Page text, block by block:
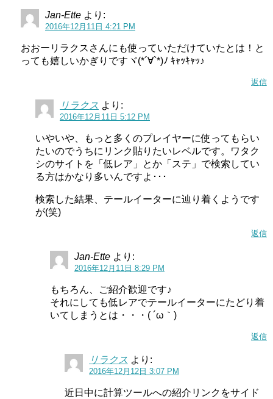
Jan-Ette より:
2016年12月11日 4:21 PM
おおーリラクスさんにも使っていただけていたとは！と
っても嬉しいかぎりですヾ(*´∀`*)ﾉ ｷｬｯｷｬｯ♪
返信
リラクス より:
2016年12月11日 5:12 PM
いやいや、もっと多くのプレイヤーに使ってもらい
たいのでうちにリンク貼りたいレベルです。ワタク
シのサイトを「低レア」とか「ステ」で検索してい
る方はかなり多いんですよ･･･
検索した結果、テールイーターに辿り着くようです
が(笑)
返信
Jan-Ette より:
2016年12月11日 8:29 PM
もちろん、ご紹介歓迎です♪
それにしても低レアでテールイーターにたどり着
いてしまうとは・・・( ´ω｀)
返信
リラクス より:
2016年12月12日 3:07 PM
近日中に計算ツールへの紹介リンクをサイド